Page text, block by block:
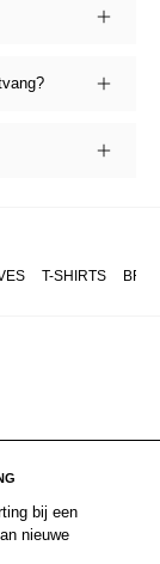
T-SHIRTS
bij een
nieuwe